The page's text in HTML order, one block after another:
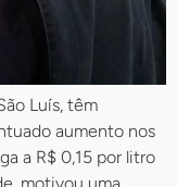
Luís, têm
aumento nos
a R$ 0,15 por litro